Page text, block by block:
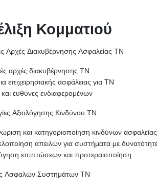
Κομματιού
Αρχές Διακυβέρνησης Ασφαλείας ΤΝ
αρχές διακυβέρνησης ΤΝ
επιχειρησιακής ασφάλειας για ΤΝ
ευθύνες ενδιαφερομένων
Αξιολόγησης Κινδύνου ΤΝ
και κατηγοριοποίηση κινδύνων
απειλών για συστήματα με
επιπτώσεων και προτεραιοποίηση
Ασφαλών Συστημάτων ΤΝ